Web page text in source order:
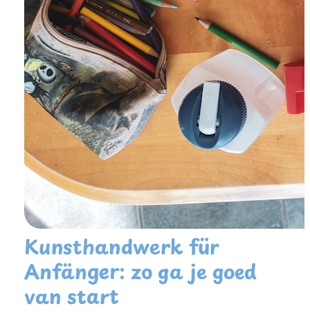
Kunsthandwerk für
Anfänger: zo ga je goed
van start